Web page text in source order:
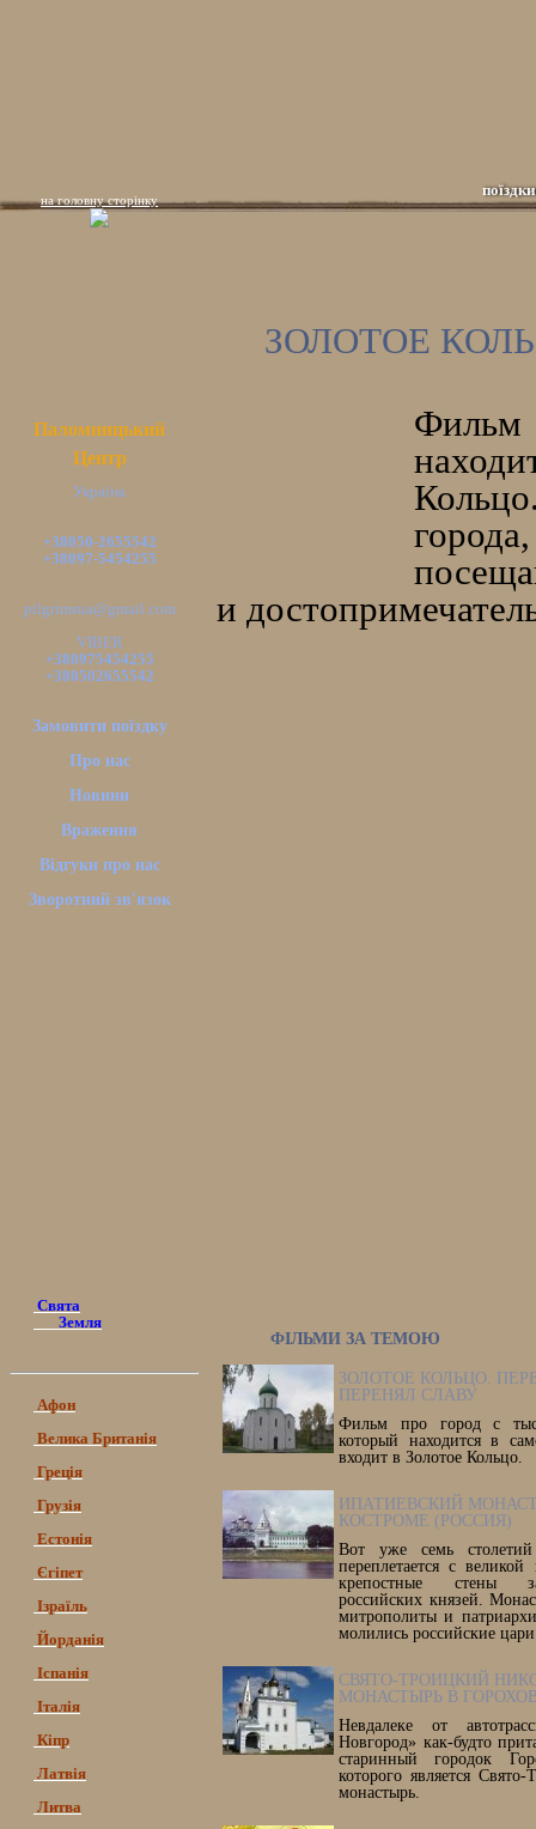
поїздки
на головну сторінку
Паломницький
Центр
Україна
+38050-2655542
+38097-5454255
pilgrimsua@gmail.com
VIBER
+380975454255
+380502655542
Замовити поїздку
Про нас
Новини
Враження
Відгуки про нас
Зворотний зв'язок
Свята
Земля
Афон
Велика Британія
Греція
Грузія
Естонія
Єгіпет
Ізраїль
Йорданія
Іспанія
Італія
Кіпр
Латвія
Литва
ЗОЛОТОЕ
Фильм
и
ФІЛЬМИ ЗА ТЕМОЮ
ЗОЛОТОЕ КОЛЬЦО.
ПЕРЕНЯЛ СЛАВУ
Фильм про город с
который находится в
входит в Золотое Кольцо.
ИПАТИЕВСКИЙ
КОСТРОМЕ (РОССИЯ)
Вот уже семь столетий
переплетается с
крепостные стены
российских князей.
митрополиты и
молились российские
СВЯТО-ТРОИЦКИЙ
МОНАСТЫРЬ В
Невдалеке от
Новгород» как-будто
старинный городок
которого является
монастырь.